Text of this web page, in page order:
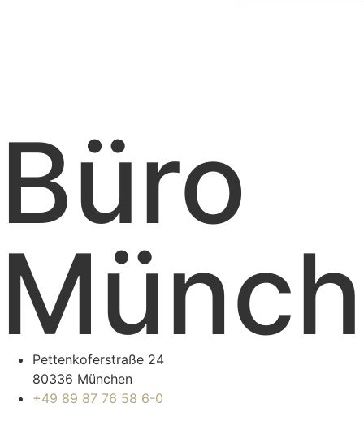
Büro
Pettenkoferstraße 24
80336 München
+49 89 87 76 58 6-0